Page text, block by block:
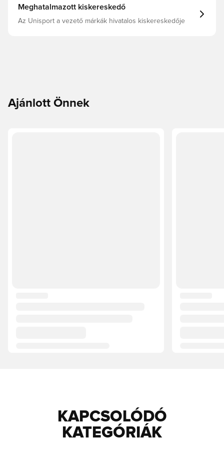
Meghatalmazott kiskereskedő
Az Unisport a vezető márkák hivatalos kiskereskedője
Ajánlott Önnek
KAPCSOLÓDÓ
KATEGÓRIÁK